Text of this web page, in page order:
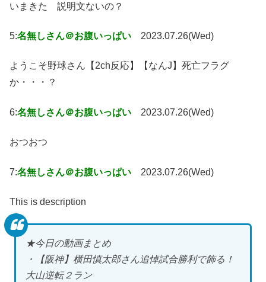
いまきた 説明文ないの？
5:名無しさん＠お腹いっぱい 2023.07.26(Wed)
ようこそ野球さん【2ch反応】【なんJ】死亡フラグ
か・・・？
6:名無しさん＠お腹いっぱい 2023.07.26(Wed)
おつおつ
7:名無しさん＠お腹いっぱい 2023.07.26(Wed)
This is description
★今日の動画まとめ
・【阪神】横田慎太郎さん追悼試合勝利で飾る！
大山逆転２ラン